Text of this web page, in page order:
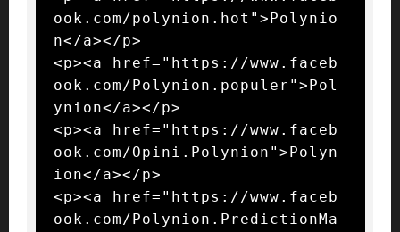
ook.com/polynion.hot">Polynio
n</a></p>
<p><a href="https://www.faceb
ook.com/Polynion.populer">Pol
ynion</a></p>
<p><a href="https://www.faceb
ook.com/Opini.Polynion">Polyn
ion</a></p>
<p><a href="https://www.faceb
ook.com/Polynion.PredictionMa